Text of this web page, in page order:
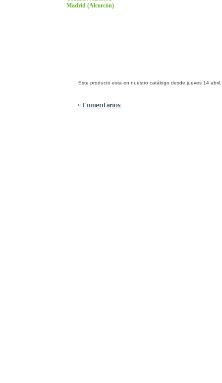
Madrid (Alcorcón)
Este producto esta en nuestro catálogo desde jueves 14